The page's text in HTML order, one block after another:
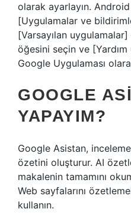
olarak ayarlayın.
[Uygulamalar ve
[Varsayılan
öğesini seçin ve
Google Uygulaması
GOOGLE
YAPAYIM?
Google Asistan,
özetini oluşturur. AI
makalenin tamamını
Web sayfalarını
kullanın.